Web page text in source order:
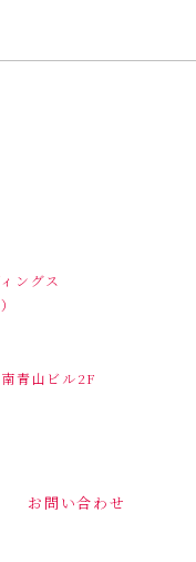
ングス
青山ビル2F
お問い合わせ